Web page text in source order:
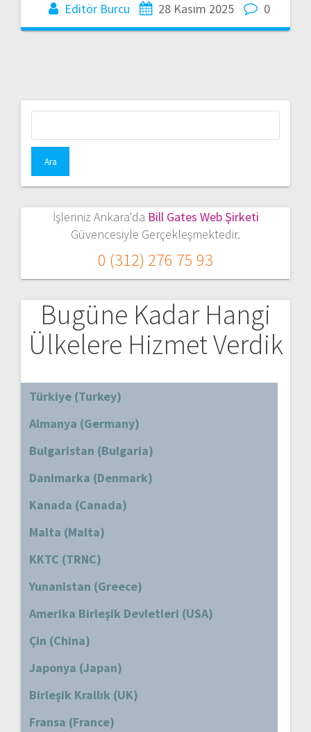
Editör Burcu 28 Kasım 2025 0
İşleriniz Ankara'da Bill Gates Web Şirketi
Güvencesiyle Gerçekleşmektedir.
0 (312) 276 75 93
Bugüne Kadar Hangi
Ülkelere Hizmet Verdik
Türkiye (Turkey)
Almanya (Germany)
Bulgaristan (Bulgaria)
Danimarka (Denmark)
Kanada (Canada)
Malta (Malta)
KKTC (TRNC)
Yunanistan (Greece)
Amerika Birleşik Devletleri (USA)
Çin (China)
Japonya (Japan)
Birleşik Krallık (UK)
Fransa (France)